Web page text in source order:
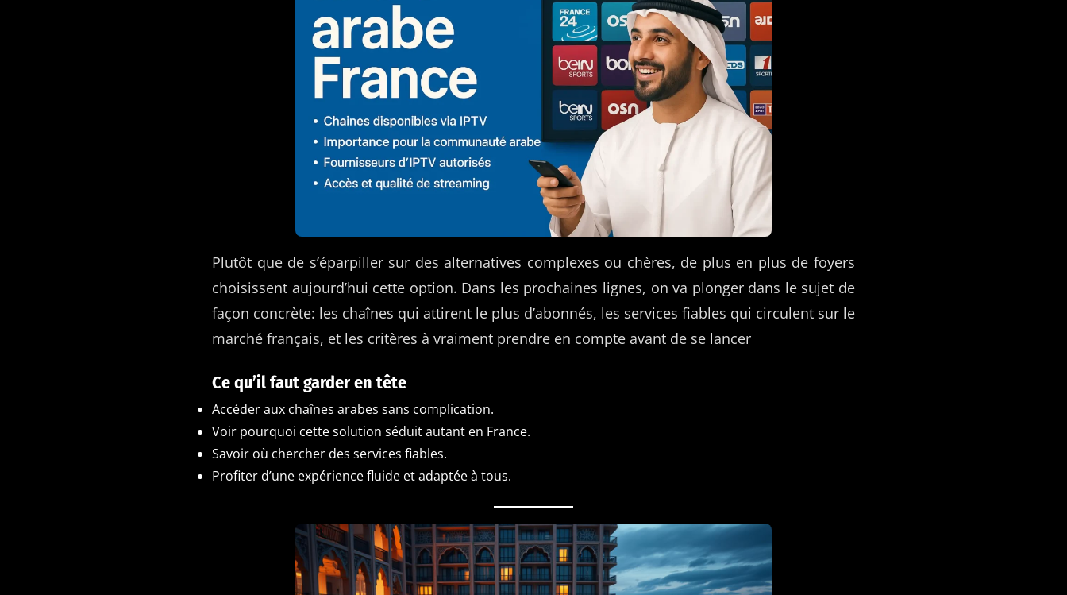
Plutôt que de s’éparpiller sur des alternatives complexes ou chères, de plus en plus de foyers
choisissent aujourd’hui cette option. Dans les prochaines lignes, on va plonger dans le sujet de
façon concrète: les chaînes qui attirent le plus d’abonnés, les services fiables qui circulent sur le
marché français, et les critères à vraiment prendre en compte avant de se lancer
Ce qu’il faut garder en tête
Accéder aux chaînes arabes sans complication.
Voir pourquoi cette solution séduit autant en France.
Savoir où chercher des services fiables.
Profiter d’une expérience fluide et adaptée à tous.